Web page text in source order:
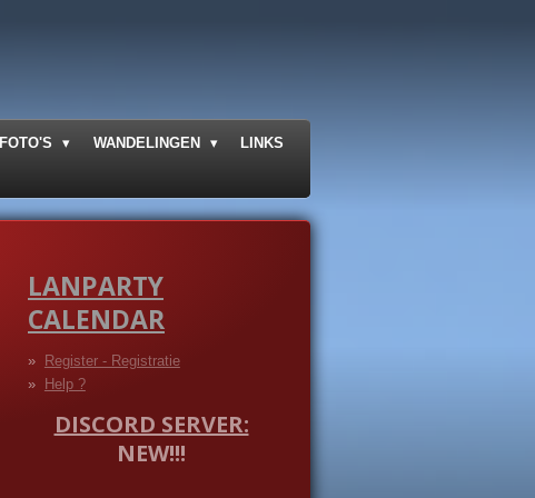
FOTO'S WANDELINGEN
LINKS
LANPARTY
CALENDAR
Register - Registratie
Help ?
DISCORD SERVER:
NEW!!!